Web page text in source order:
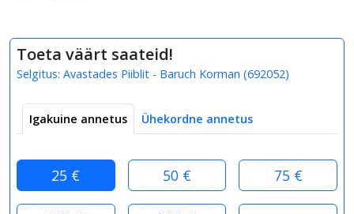
Toeta väärt saateid!
Selgitus: Avastades Piiblit - Baruch Korman (692052)
Igakuine annetus Ühekordne annetus
25 € 50 € 75 €